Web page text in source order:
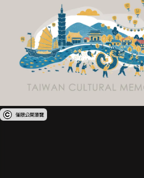
受著作權法保護-僅限於本平台有限度公開瀏覽